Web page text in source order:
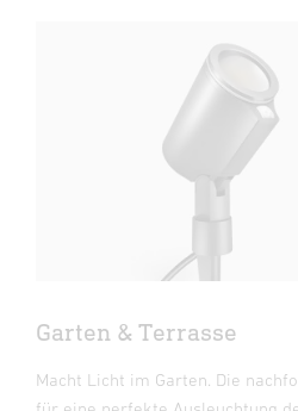
Garten & Terrasse
Macht Licht im Garten. Die